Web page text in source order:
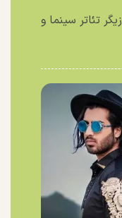
تئاتر سینما و